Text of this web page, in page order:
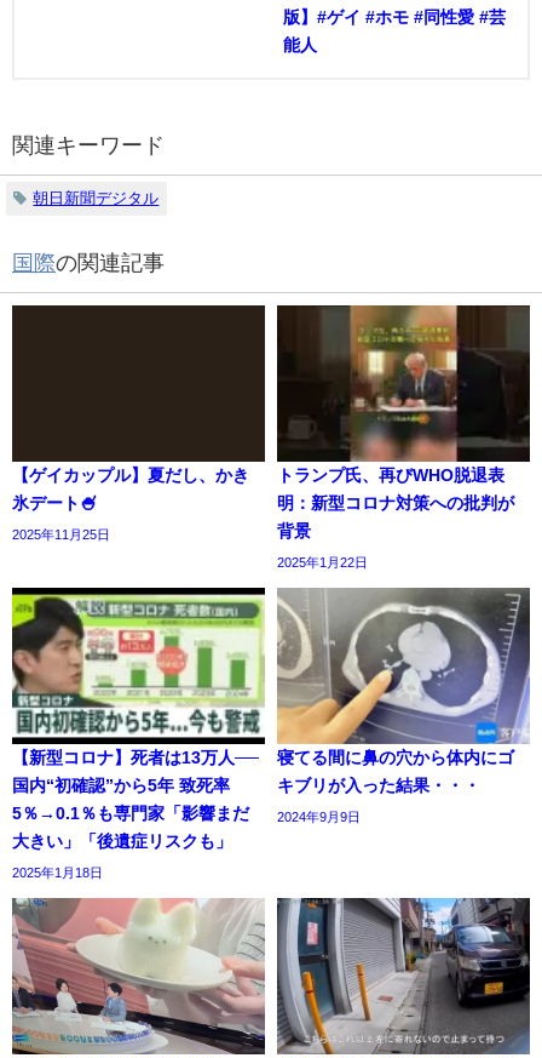
版】#ゲイ #ホモ #同性愛 #芸
能人
関連キーワード
朝日新聞デジタル
国際の関連記事
【ゲイカップル】夏だし、かき
氷デート🍧
2025年11月25日
トランプ氏、再びWHO脱退表
明：新型コロナ対策への批判が
背景
2025年1月22日
【新型コロナ】死者は13万人──
国内“初確認”から5年 致死率
5％→0.1％も専門家「影響まだ
大きい」「後遺症リスクも」
2025年1月18日
寝てる間に鼻の穴から体内にゴ
キブリが入った結果・・・
2024年9月9日